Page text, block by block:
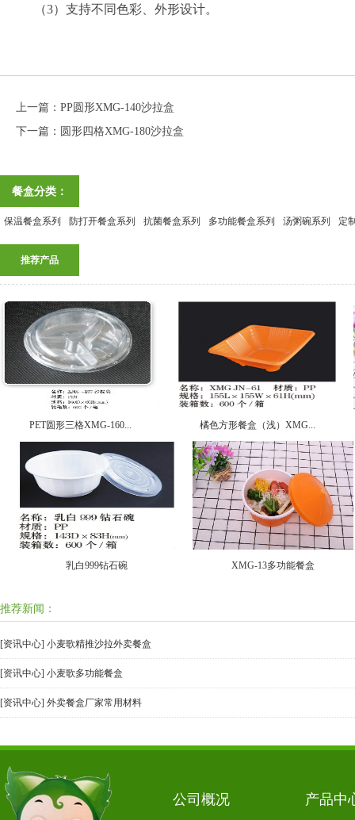
（3）支持不同色彩、外形设计。
上一篇： PP圆形XMG-140沙拉盒
下一篇： 圆形四格XMG-180沙拉盒
餐盒分类：
保温餐盒系列 防打开餐盒系列 抗菌餐盒系列 多功能餐盒系列 汤粥碗系列 定
推荐产品
PET圆形三格XMG-160... 橘色方形餐盒（浅）XMG...
乳白999钻石碗 XMG-13多功能餐盒
推荐新闻：
[资讯中心] 小麦歌精推沙拉外卖餐盒
[资讯中心] 小麦歌多功能餐盒
[资讯中心] 外卖餐盒厂家常用材料
公司概况 产品中